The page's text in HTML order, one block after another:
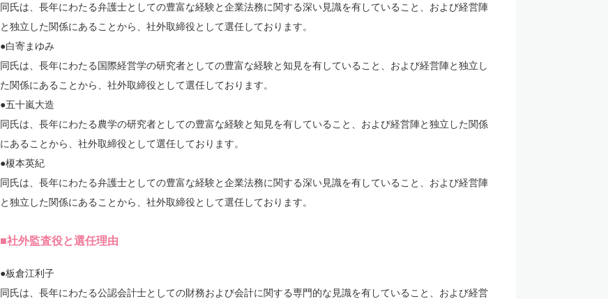
同氏は、長年にわたる弁護士としての豊富な経験と企業法務に関する深い見識を有していること、および経営陣
と独立した関係にあることから、社外取締役として選任しております。
●白寄まゆみ
同氏は、長年にわたる国際経営学の研究者としての豊富な経験と知見を有していること、および経営陣と独立し
た関係にあることから、社外取締役として選任しております。
●五十嵐大造
同氏は、長年にわたる農学の研究者としての豊富な経験と知見を有していること、および経営陣と独立した関係
にあることから、社外取締役として選任しております。
●榎本英紀
同氏は、長年にわたる弁護士としての豊富な経験と企業法務に関する深い見識を有していること、および経営陣
と独立した関係にあることから、社外取締役として選任しております。
■社外監査役と選任理由
●板倉江利子
同氏は、長年にわたる公認会計士としての財務および会計に関する専門的な見識を有していること、および経営